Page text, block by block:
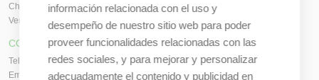
información relacionada con el uso y
desempeño de nuestro sitio web para poder
proveer funcionalidades relacionadas con las
redes sociales, y para mejorar y personalizar
adecuadamente el contenido y publicidad en
Chaquetas Softshell
Ver todas las categorías
CONTACTO
Tel:
+34 665 617 305
Email:
info@creacamisetas.es